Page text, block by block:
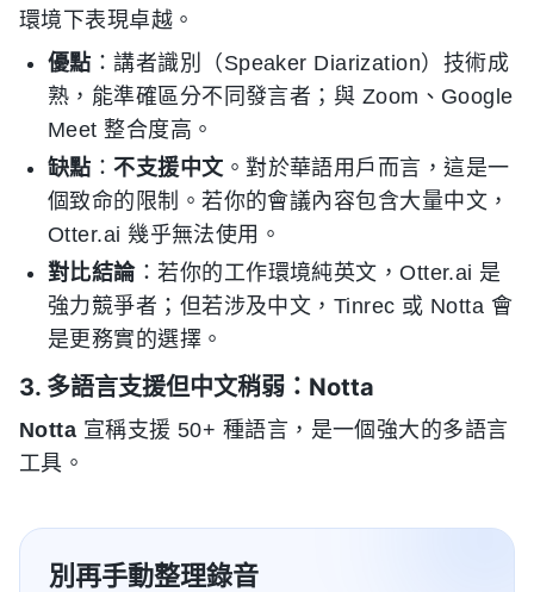
環境下表現卓越。
優點 ：講者識別（Speaker Diarization）技術成
熟，能準確區分不同發言者；與 Zoom、Google
Meet 整合度高。
缺點 ：不支援中文 。對於華語用戶而言，這是一
個致命的限制。若你的會議內容包含大量中文，
Otter.ai 幾乎無法使用。
對比結論：若你的工作環境純英文，Otter.ai 是
強力競爭者；但若涉及中文，Tinrec 或 Notta 會
是更務實的選擇。
3. 多語言支援但中文稍弱：Notta
Notta 宣稱支援 50+ 種語言，是一個強大的多語言
工具。
別再手動整理錄音